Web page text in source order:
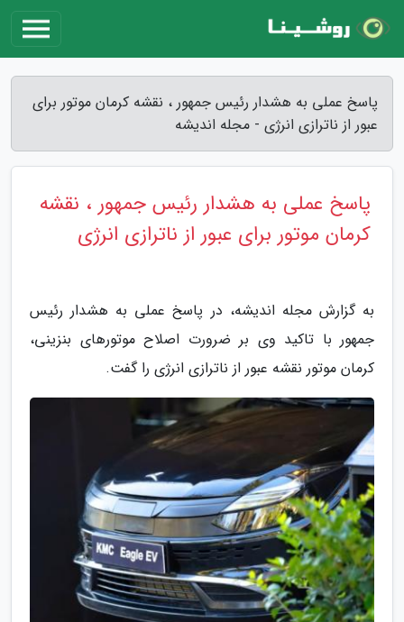
پاسخ عملی به هشدار رئیس جمهور ، نقشه کرمان موتور برای
عبور از ناترازی انرژی - مجله اندیشه
پاسخ عملی به هشدار رئیس جمهور ، نقشه
کرمان موتور برای عبور از ناترازی انرژی
به گزارش مجله اندیشه، در پاسخ عملی به هشدار رئیس
جمهور با تاکید وی بر ضرورت اصلاح موتورهای بنزینی،
کرمان موتور نقشه عبور از ناترازی انرژی را گفت.